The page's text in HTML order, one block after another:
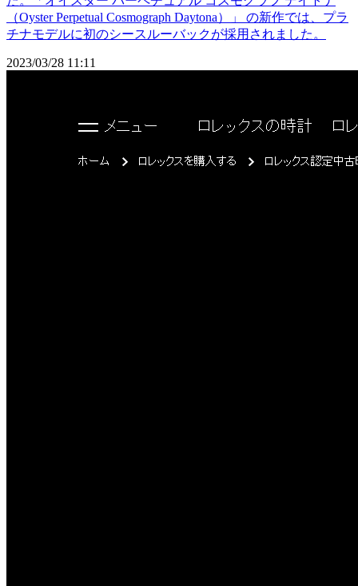
（Oyster Perpetual Cosmograph Daytona）」 の新作では、プラ
チナモデルに初のシースルーバックが採用されました。
2023/03/28 11:11